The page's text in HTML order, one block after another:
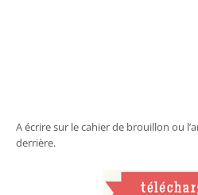
A écrire sur le cahier de brouillon ou
derrière.